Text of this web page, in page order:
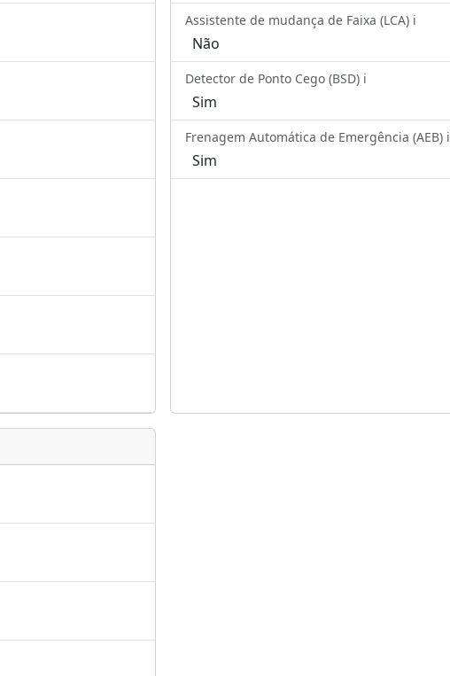
Assistente de mudança de Faixa (LCA) ℹ️
Não
Detector de Ponto Cego (BSD) ℹ️
Sim
Frenagem Automática de Emergência (AEB) ℹ️
Sim